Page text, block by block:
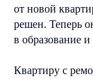
от новой
решен. Теперь
в образование и
Квартиру с